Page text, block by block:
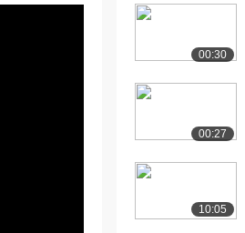
00:30
00:27
10:05